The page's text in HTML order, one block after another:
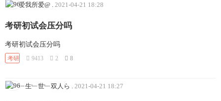
爱我所爱@ 2021-04-21 18:28
考研初试会压分吗
考研初试会压分吗
考研 9413 2 8
﹂生﹂世﹂双人ら 2021-04-21 18:27